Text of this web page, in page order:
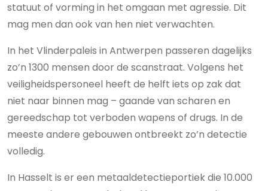
statuut of vorming in het omgaan met agressie. Dit
mag men dan ook van hen niet verwachten.
In het Vlinderpaleis in Antwerpen passeren dagelijks
zo’n 1300 mensen door de scanstraat. Volgens het
veiligheidspersoneel heeft de helft iets op zak dat
niet naar binnen mag – gaande van scharen en
gereedschap tot verboden wapens of drugs. In de
meeste andere gebouwen ontbreekt zo’n detectie
volledig.
In Hasselt is er een metaaldetectieportiek die 10.000